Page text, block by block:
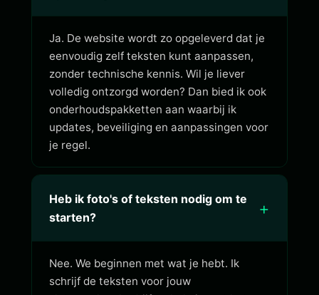
Ja. De website wordt zo opgeleverd dat je
eenvoudig zelf teksten kunt aanpassen,
zonder technische kennis. Wil je liever
volledig ontzorgd worden? Dan bied ik ook
onderhoudspakketten aan waarbij ik
updates, beveiliging en aanpassingen voor
je regel.
Heb ik foto's of teksten nodig om te
starten?
+
Nee. We beginnen met wat je hebt. Ik
schrijf de teksten voor jouw